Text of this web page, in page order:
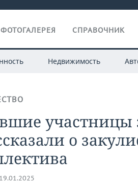
ФОТОГАЛЕРЕЯ СПРАВОЧНИК
Недвижимость
участницы
о